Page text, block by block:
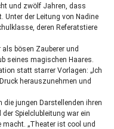
und zwölf Jahren, dass
Unter der Leitung von Nadine
deren Referatstiere
bösen Zauberer und
seines magischen Haares.
statt starrer Vorlagen: „Ich
herauszunehmen und
die jungen Darstellenden ihren
Spielclubleitung war ein
„Theater ist cool und